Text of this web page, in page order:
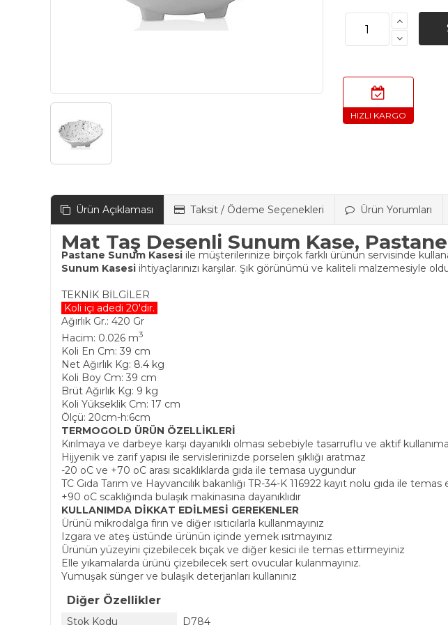
Ürün Açıklaması Taksit / Ödeme Seçenekleri Ürün Yorumları
Mat Taş Desenli Sunum Kase,
Pastane Sunum Kasesi ile müşterilerinize birçok farklı ürünün servisinde
Sunum Kasesi ihtiyaçlarınızı karşılar. Şık görünümü ve kaliteli malzemesiyle
TEKNİK BİLGİLER
Koli içi adedi 20'dir.
Ağırlık Gr.: 420 Gr
Hacim: 0.026 m3
Koli En Cm: 39 cm
Net Ağırlık Kg: 8.4 kg
Koli Boy Cm: 39 cm
Brüt Ağırlık Kg: 9 kg
Koli Yükseklik Cm: 17 cm
Ölçü: 20cm-h:6cm
TERMOGOLD ÜRÜN ÖZELLİKLERİ
Kırılmaya ve darbeye karşı dayanıklı olması sebebiyle tasarruflu ve aktif
Hijyenik ve zarif yapısı ile servislerinizde porselen şıklığı aratmaz
-20 oC ve +70 oC arası sıcaklıklarda gıda ile temasa uygundur
TC Gıda Tarım ve Hayvancılık bakanlığı TR-34-K 116922 kayıt nolu gıda ile
+90 oC scaklığında bulaşık makinasına dayanıklıdır
KULLANIMDA DİKKAT EDİLMESİ GEREKENLER
Ürünü mikrodalga fırın ve diğer ısıtıcılarla kullanmayınız
Izgara ve ateş üstünde ürünün içinde yemek ısıtmayınız
Ürünün yüzeyini çizebilecek bıçak ve diğer kesici ile temas ettirmeyiniz
Elle yıkamalarda ürünü çizebilecek sert ovucular kulanmayınız.
Yumuşak sünger ve bulaşık deterjanları kullanınız
Diğer Özellikler
Stok Kodu
D784